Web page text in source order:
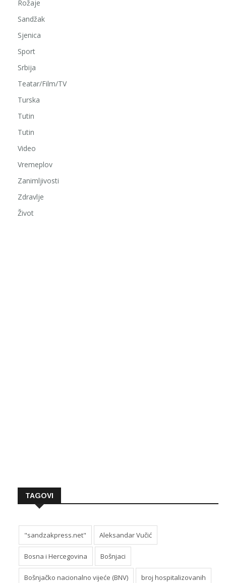
Rožaje
Sandžak
Sjenica
Sport
Srbija
Teatar/Film/TV
Turska
Tutin
Tutin
Video
Vremeplov
Zanimljivosti
Zdravlje
Život
TAGOVI
"sandzakpress.net" Aleksandar Vučić
Bosna i Hercegovina Bošnjaci
Bošnjačko nacionalno vijeće (BNV) broj hospitalizovanih